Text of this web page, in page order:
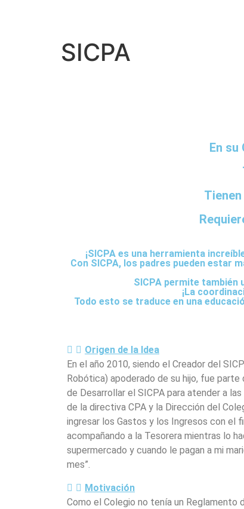
SICPA
En
¡SICPA es una herramienta
Con SICPA, los padres pueden estar
SICPA permite
¡La
Todo esto se traduce en una
Origen de la Idea
En el año 2010, siendo el Creador del
Robótica) apoderado de su hijo, fue parte
de Desarrollar el SICPA para atender a
de la directiva CPA y la Dirección del
ingresar los Gastos y los Ingresos con el
acompañando a la Tesorera mientras lo
supermercado y cuando le pagan a mi
mes”.
Motivación
Como el Colegio no tenía un